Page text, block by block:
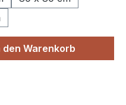
den
den Warenkorb